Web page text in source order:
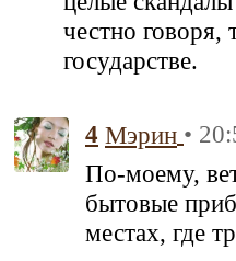
честно говоря,
государстве.
4 Мэрин •
По-моему,
бытовые
местах, где